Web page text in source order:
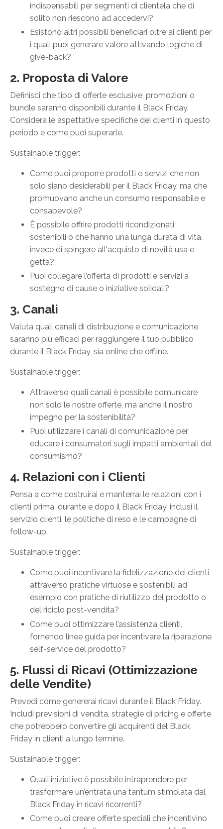
indispensabili per segmenti di clientela che di
solito non riescono ad accedervi?
Esistono altri possibili beneficiari oltre ai clienti per
i quali puoi generare valore attivando logiche di
give-back?
2. Proposta di Valore
Definisci che tipo di offerte esclusive, promozioni o
bundle saranno disponibili durante il Black Friday.
Considera le aspettative specifiche dei clienti in questo
periodo e come puoi superarle.
Sustainable trigger:
Come puoi proporre prodotti o servizi che non
solo siano desiderabili per il Black Friday, ma che
promuovano anche un consumo responsabile e
consapevole?
È possibile offrire prodotti ricondizionati,
sostenibili o che hanno una lunga durata di vita,
invece di spingere all'acquisto di novità usa e
getta?
Puoi collegare l’offerta di prodotti e servizi a
sostegno di cause o iniziative solidali?
3. Canali
Valuta quali canali di distribuzione e comunicazione
saranno più efficaci per raggiungere il tuo pubblico
durante il Black Friday, sia online che offline.
Sustainable trigger:
Attraverso quali canali è possibile comunicare
non solo le nostre offerte, ma anche il nostro
impegno per la sostenibilità?
Puoi utilizzare i canali di comunicazione per
educare i consumatori sugli impatti ambientali del
consumismo?
4. Relazioni con i Clienti
Pensa a come costruirai e manterrai le relazioni con i
clienti prima, durante e dopo il Black Friday, inclusi il
servizio clienti, le politiche di reso e le campagne di
follow-up.
Sustainable trigger:
Come puoi incentivare la fidelizzazione dei clienti
attraverso pratiche virtuose e sostenibili ad
esempio con pratiche di riutilizzo del prodotto o
del riciclo post-vendita?
Come puoi ottimizzare l’assistenza clienti,
fornendo linee guida per incentivare la riparazione
self-service del prodotto?
5. Flussi di Ricavi (Ottimizzazione
delle Vendite)
Prevedi come genererai ricavi durante il Black Friday.
Includi previsioni di vendita, strategie di pricing e offerte
che potrebbero convertire gli acquirenti del Black
Friday in clienti a lungo termine.
Sustainable trigger:
Quali iniziative è possibile intraprendere per
trasformare un’entrata una tantum stimolata dal
Black Friday in ricavi ricorrenti?
Come puoi creare offerte speciali che incentivino